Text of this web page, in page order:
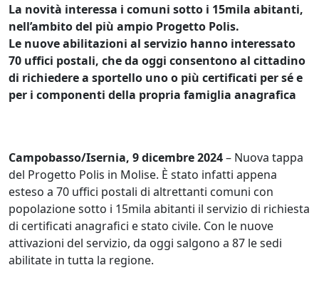
La novità interessa i comuni sotto i 15mila abitanti,
nell’ambito del più ampio Progetto Polis.
Le nuove abilitazioni al servizio hanno interessato
70 uffici postali, che da oggi consentono al cittadino
di richiedere a sportello uno o più certificati per sé e
per i componenti della propria famiglia anagrafica
Campobasso/Isernia, 9 dicembre 2024– Nuova tappa
del Progetto Polis in Molise. È stato infatti appena
esteso a 70 uffici postali di altrettanti comuni con
popolazione sotto i 15mila abitanti il servizio di richiesta
di certificati anagrafici e stato civile. Con le nuove
attivazioni del servizio, da oggi salgono a 87 le sedi
abilitate in tutta la regione.